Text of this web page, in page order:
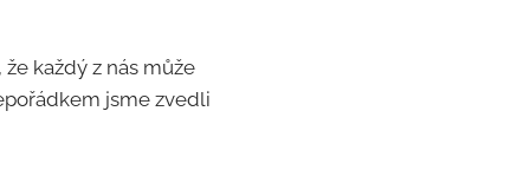
každý z nás může
jsme zvedli